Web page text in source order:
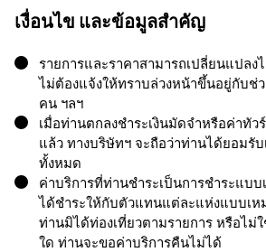
เงื่อนไข และข้อมูลสำคัญ
รายการและราคาสามารถเปลี่ยนแปลง
ไม่ต้องแจ้งให้ทราบล่วงหน้าขึ้นอยู่กับช่ว
คน ฯลฯ
เมื่อท่านตกลงชำระเงินมัดจำหรือค่าทั
แล้ว ทางบริษัทฯ จะถือว่าท่านได้ยอมรั
ทั้งหมด
ค่าบริการที่ท่านชำระเป็นการชำระแบ
ได้ชำระให้กับตัวแทนแต่ละแห่งแบบเห
ท่านมิได้ท่องเที่ยวตามรายการ หรือไม่
ใด ท่านจะขอค่าบริการคืนไม่ได้